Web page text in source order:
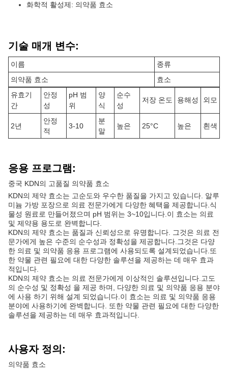
화학적 활성제: 의약품 효소
기술 매개 변수:
이름
종류
의약품 효소
효소
유효기
간
안정
성
pH 범
위
양
식
순수
성
저장 온도 용해성 외모
2년
안정
적
3-10
분
말
높은 25°C 높은 흰색
응용 프로그램:
중국 KDN의 고품질 의약품 효소
KDN의 제약 효소는 고순도와 우수한 품질을 가지고 있습니다. 알루
미늄 가방 포장으로 의료 전문가에게 다양한 혜택을 제공합니다.식
물성 원료로 만들어졌으며 pH 범위는 3~10입니다.이 효소는 의료
및 제약용 용도로 완벽합니다.
KDN의 제약 효소는 품질과 신뢰성으로 유명합니다. 그것은 의료 전
문가에게 높은 수준의 순수성과 정확성을 제공합니다.그것은 다양
한 의료 및 의약품 응용 프로그램에 사용되도록 설계되었습니다.또
한 약물 관련 필요에 대한 다양한 솔루션을 제공하는 데 매우 효과
적입니다.
KDN의 제약 효소는 의료 전문가에게 이상적인 솔루션입니다.고도
의 순수성 및 정확성 을 제공 하며, 다양한 의료 및 의약품 응용 분야
에 사용 하기 위해 설계 되었습니다.이 효소는 의료 및 의약품 응용
분야에 사용하기에 완벽합니다. 또한 약물 관련 필요에 대한 다양한
솔루션을 제공하는 데 매우 효과적입니다.
사용자 정의:
의약품 효소